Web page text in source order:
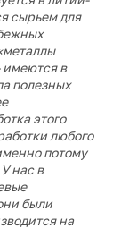
сырьем для
имеются в
полезных
этого
любого
потому
нас в
были
на